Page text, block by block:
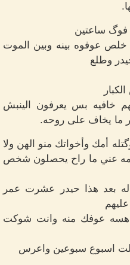
فوگ ساعتين
عوفوه بينه وبين الموت
وطلع
خافيه بس يعرفون الينبش
ما يخاف على روحه.
أمك وأخواتك منو الهن ولا
عني ما راح يحصلون شخص
بعد هذا حيدر عشرت عمر
هسه عوفك منه وانت شوكت
اسبوع سبوعين واعرس